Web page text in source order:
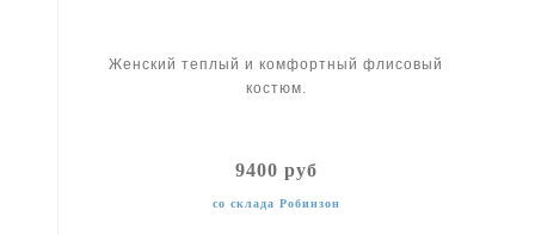
Женский теплый и комфортный флисовый
костюм.
9400 руб
со склада Робинзон